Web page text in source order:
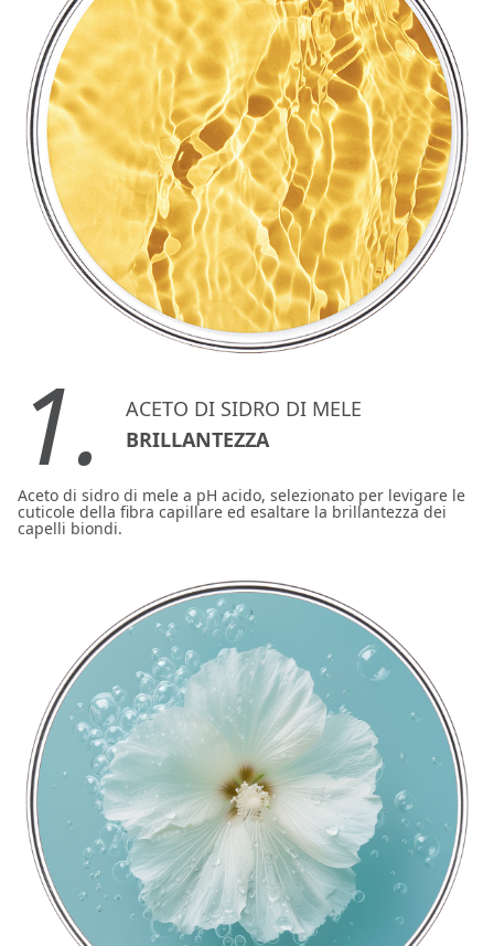
1.
ACETO DI SIDRO DI MELE
BRILLANTEZZA
Aceto di sidro di mele a pH acido, selezionato per levigare le
cuticole della fibra capillare ed esaltare la brillantezza dei
capelli biondi.